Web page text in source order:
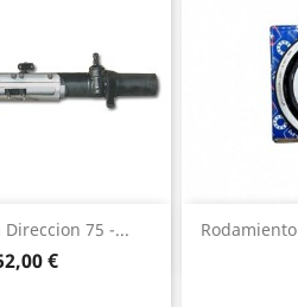
75 -...
€
rápida 